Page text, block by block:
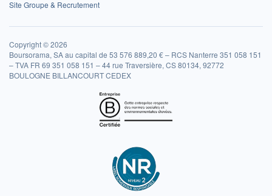
Site Groupe & Recrutement
Copyright © 2026
Boursorama, SA au capital de 53 576 889,20 € – RCS Nanterre 351 058 151
– TVA FR 69 351 058 151 – 44 rue Traversière, CS 80134, 92772
BOULOGNE BILLANCOURT CEDEX